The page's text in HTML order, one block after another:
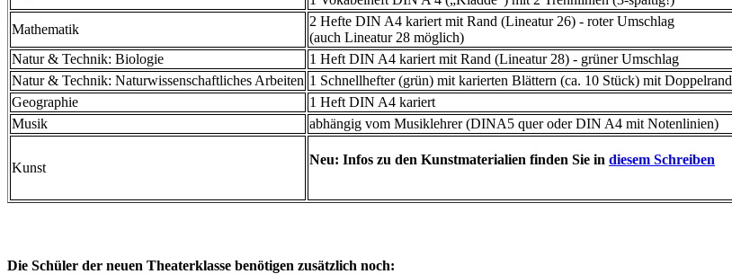
Mathematik
2 Hefte DIN A4 kariert mit Rand (Lineatur 26) - roter Umschlag
(auch Lineatur 28 möglich)
Natur & Technik: Biologie
1 Heft DIN A4 kariert mit Rand (Lineatur 28) - grüner Umschlag
Natur & Technik: Naturwissenschaftliches Arbeiten 1 Schnellhefter (grün) mit karierten Blättern (ca. 10 Stück) mit Doppelrand
Geographie
1 Heft DIN A4 kariert
Musik
abhängig vom Musiklehrer (DINA5 quer oder DIN A4 mit Notenlinien)
Kunst
Neu: Infos zu den Kunstmaterialien finden Sie in diesem Schreiben
Die Schüler der neuen Theaterklasse benötigen zusätzlich noch: